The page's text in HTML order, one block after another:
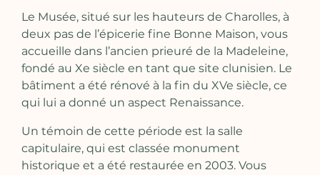
Le Musée, situé sur les hauteurs de Charolles, à
deux pas de l’épicerie fine Bonne Maison, vous
accueille dans l’ancien prieuré de la Madeleine,
fondé au Xe siècle en tant que site clunisien. Le
bâtiment a été rénové à la fin du XVe siècle, ce
qui lui a donné un aspect Renaissance.
Un témoin de cette période est la salle
capitulaire, qui est classée monument
historique et a été restaurée en 2003. Vous